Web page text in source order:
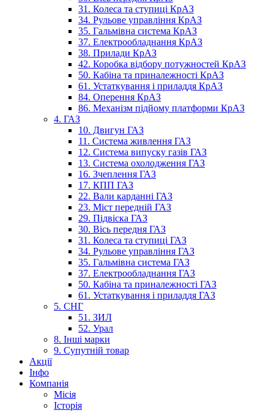
31. Колеса та ступиці КрАЗ
34. Рульове управління КрАЗ
35. Гальмівна система КрАЗ
37. Електрообладнання КрАЗ
38. Прилади КрАЗ
42. Коробка відбору потужностей КрАЗ
50. Кабіна та приналежності КрАЗ
61. Устаткування і приладдя КрАЗ
84. Оперення КрАЗ
86. Механізм підйому платформи КрАЗ
4. ГАЗ
10. Двигун ГАЗ
11. Система живлення ГАЗ
12. Система випуску газів ГАЗ
13. Система охолодження ГАЗ
16. Зчеплення ГАЗ
17. КПП ГАЗ
22. Вали карданні ГАЗ
23. Міст передній ГАЗ
29. Підвіска ГАЗ
30. Вісь передня ГАЗ
31. Колеса та ступиці ГАЗ
34. Рульове управління ГАЗ
35. Гальмівна система ГАЗ
37. Електрообладнання ГАЗ
50. Кабіна та приналежності ГАЗ
61. Устаткування і приладдя ГАЗ
5. СНГ
51. ЗИЛ
52. Урал
8. Інші марки
9. Супутній товар
Акції
Інфо
Компанія
Місія
Історія